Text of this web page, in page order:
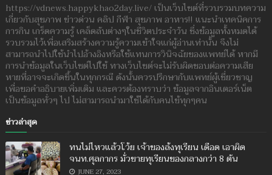
https://vdnews.happykhao2day.live/ เป็นเว็บไซต์ที่รวบรวมบทความ
เกี่ยวกับสุขภาพ ข่าวด่วน คลิป กีฬา สุขภาพ อาหาร!! แนะนำเทคนิคการ
การกิน เกร็ดความรู้ เคล็ดลับต่างๆในชีวิตประจำวัน ซึ่งข้อมูลทั้งหมดได้
รวบรวมไว้เพื่อเสริมสร้างความรู้ความเข้าใจแก่ผู้อ่านเท่านั้น จึงไม่
สามารถนำไปใช้นำไปอ้างอิงหรือใช้แทนการวินิจฉัยของแพทย์ได้ หากมี
การนำข้อมูลในเว็บไซต์ไปใช้ ทางเว็บไซต์จะไม่รับผิดชอบต่อความเสีย
หายที่อาจจะเกิดขึ้นในทุกกรณี ดังนั้นควรปรึกษากับแพทย์ผู้เชี่ยวชาญ
เพื่อขอคำอธิบายเพิ่มเติม และควรต้องทราบว่า ข้อมูลจากอินเตอร์เน็ต
เป็นข้อมูลทั่วๆ ไป ไม่สามารถนำมาใช้ได้กับคนไข้ทุกๆคน
ข่าวล่าสุด
ทนไม่ไหวแล้วโว้ย เจ้าของล้งทุเรียน เดือด เอาผิด
จนท.ศุลกากร มั่วขายทุเรียนของกลางกว่า 8 ตัน
JUNE 27, 2023